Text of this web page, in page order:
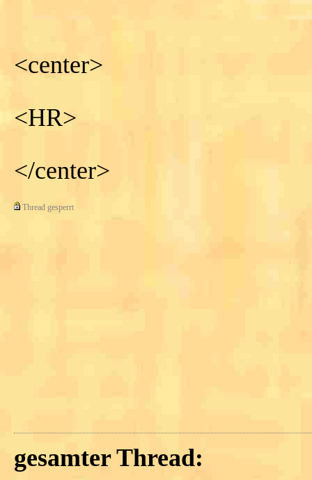
<center>
<HR>
</center>
Thread gesperrt
gesamter Thread: